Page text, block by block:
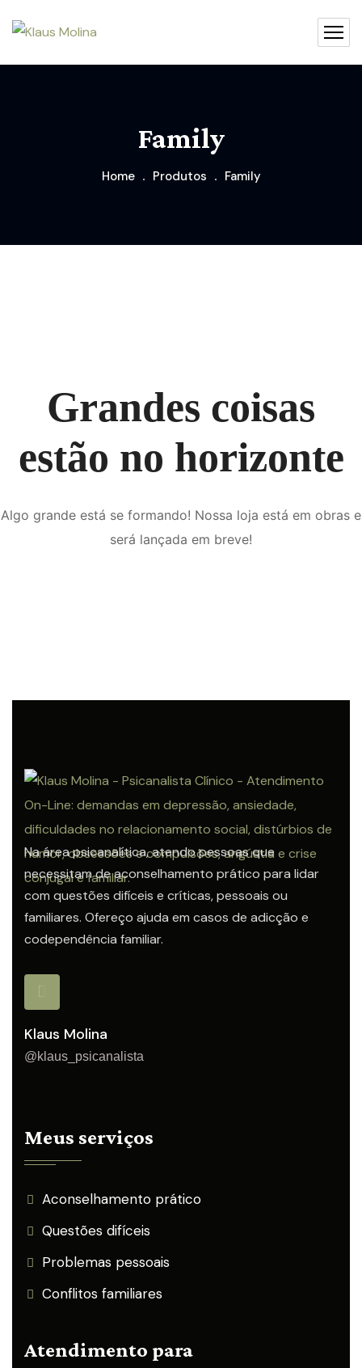
Family
Home Produtos Family
Grandes coisas
estão no horizonte
Algo grande está se formando! Nossa loja está em obras e
será lançada em breve!
Na área psicanalítica, atendo pessoas que
necessitam de aconselhamento prático para lidar
com questões difíceis e críticas, pessoais ou
familiares. Ofereço ajuda em casos de adicção e
codependência familiar.
Klaus Molina
@klaus_psicanalista
Meus serviços
Aconselhamento prático
Questões difíceis
Problemas pessoais
Conflitos familiares
Atendimento para